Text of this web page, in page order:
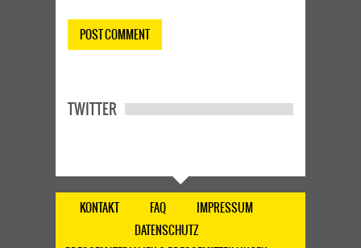
TWITTER
KONTAKT FAQ
IMPRESSUM
DATENSCHUTZ